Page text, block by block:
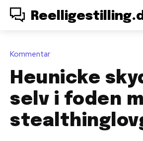
Kommentar
Heunicke
selv i foden